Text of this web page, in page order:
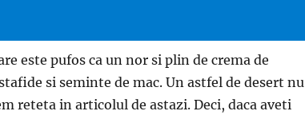
este pufos ca un nor si plin de crema de
si seminte de mac. Un astfel de desert nu
reteta in articolul de astazi. Deci, daca aveti